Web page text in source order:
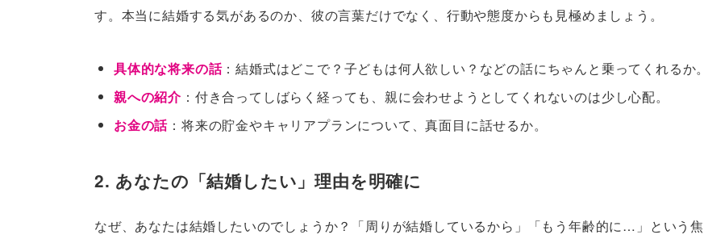
す。本当に結婚する気があるのか、彼の言葉だけでなく、行動や態度からも見極めましょう。
具体的な将来の話：結婚式はどこで？子どもは何人欲しい？などの話にちゃんと乗ってくれるか。
親への紹介 ：付き合ってしばらく経っても、親に会わせようとしてくれないのは少し心配。
お金の話 ：将来の貯金やキャリアプランについて、真面目に話せるか。
2. あなたの「結婚したい」理由を明確に
なぜ、あなたは結婚したいのでしょうか？「周りが結婚しているから」「もう年齢的に…」という焦